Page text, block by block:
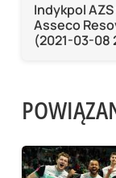
Indykpol
Asseco
(2021-03-08